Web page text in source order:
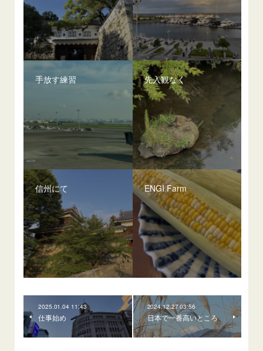
手放す練習 先入観なく
信州にて ENGI Farm
2025.01.04 11:43
仕事始め
2024.12.27 03:56
日本で一番高いところ